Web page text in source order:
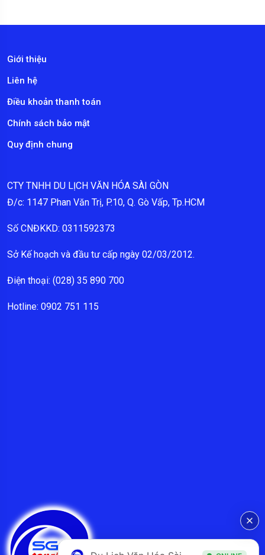
Giới thiệu
Liên hệ
Điều khoản thanh toán
Chính sách bảo mật
Quy định chung
CTY TNHH DU LỊCH VĂN HÓA SÀI GÒN
Đ/c: 1147 Phan Văn Trị, P.10, Q. Gò Vấp, Tp.HCM
Số CNĐKKD: 0311592373
Sở Kế hoạch và đầu tư cấp ngày 02/03/2012.
Điện thoại: (028) 35 890 700
Hotline: 0902 751 115